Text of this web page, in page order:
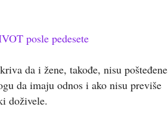
posle pedesete
da i žene, takođe, nisu pošteđene
da imaju odnos i ako nisu previše
doživele.